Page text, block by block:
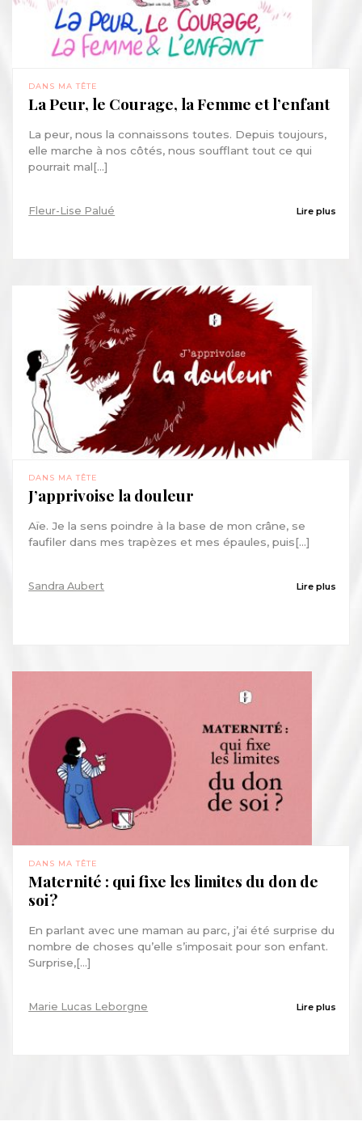
DANS MA TÊTE
La Peur, le Courage, la Femme et l’enfant
La peur, nous la connaissons toutes. Depuis toujours,
elle marche à nos côtés, nous soufflant tout ce qui
pourrait mal[...]
Fleur-Lise Palué Lire plus
DANS MA TÊTE
J’apprivoise la douleur
Aïe. Je la sens poindre à la base de mon crâne, se
faufiler dans mes trapèzes et mes épaules, puis[...]
Sandra Aubert Lire plus
DANS MA TÊTE
Maternité : qui fixe les limites du don de
soi ?
En parlant avec une maman au parc, j’ai été surprise du
nombre de choses qu’elle s’imposait pour son enfant.
Surprise,[...]
Marie Lucas Leborgne Lire plus